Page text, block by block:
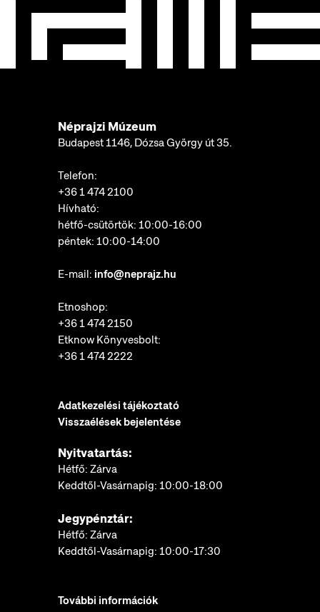
Néprajzi Múzeum
Budapest 1146, Dózsa György út 35.
Telefon:
+36 1 474 2100
Hívható:
hétfő-csütörtök: 10:00-16:00
péntek: 10:00-14:00
E-mail: info@neprajz.hu
Etnoshop:
+36 1 474 2150
Etknow Könyvesbolt:
+36 1 474 2222
Adatkezelési tájékoztató
Visszaélések bejelentése
Nyitvatartás:
Hétfő: Zárva
Keddtől-Vasárnapig: 10:00-18:00
Jegypénztár:
Hétfő: Zárva
Keddtől-Vasárnapig: 10:00-17:30
További információk